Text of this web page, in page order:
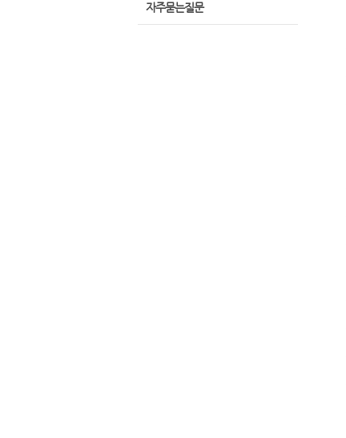
자주묻는질문